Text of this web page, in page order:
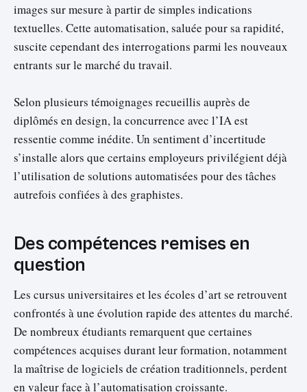
images sur mesure à partir de simples indications
textuelles. Cette automatisation, saluée pour sa rapidité,
suscite cependant des interrogations parmi les nouveaux
entrants sur le marché du travail.
Selon plusieurs témoignages recueillis auprès de
diplômés en design, la concurrence avec l’IA est
ressentie comme inédite. Un sentiment d’incertitude
s’installe alors que certains employeurs privilégient déjà
l’utilisation de solutions automatisées pour des tâches
autrefois confiées à des graphistes.
Des compétences remises en
question
Les cursus universitaires et les écoles d’art se retrouvent
confrontés à une évolution rapide des attentes du marché.
De nombreux étudiants remarquent que certaines
compétences acquises durant leur formation, notamment
la maîtrise de logiciels de création traditionnels, perdent
en valeur face à l’automatisation croissante.